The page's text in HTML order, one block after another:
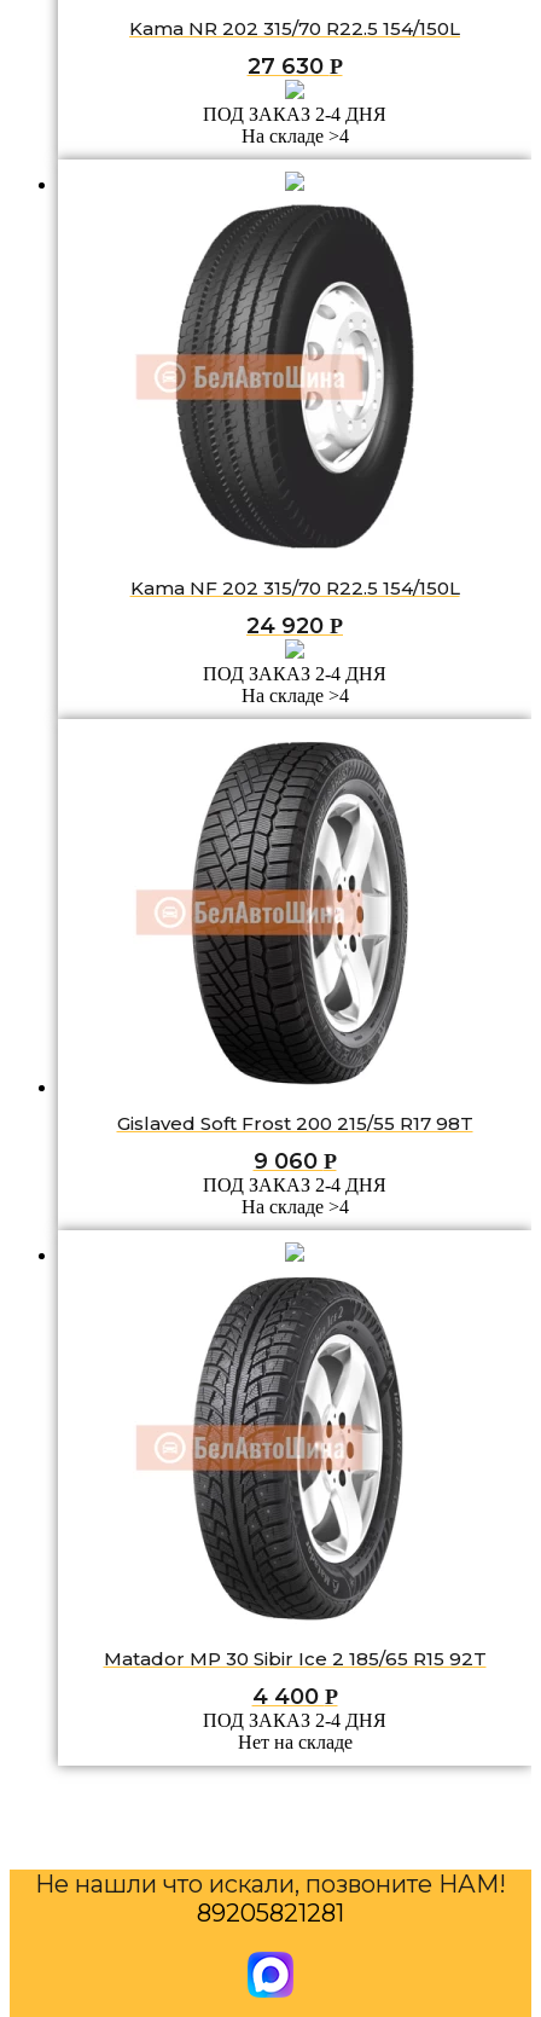
Kama NR 202 315/70 R22.5 154/150L
27 630 Р
ПОД ЗАКАЗ 2-4 ДНЯ
На складе >4
Kama NF 202 315/70 R22.5 154/150L
24 920 Р
ПОД ЗАКАЗ 2-4 ДНЯ
На складе >4
Gislaved Soft Frost 200 215/55 R17 98T
9 060 Р
ПОД ЗАКАЗ 2-4 ДНЯ
На складе >4
Matador MP 30 Sibir Ice 2 185/65 R15 92T
4 400 Р
ПОД ЗАКАЗ 2-4 ДНЯ
Нет на складе
Не нашли что искали, позвоните НАМ!
89205821281